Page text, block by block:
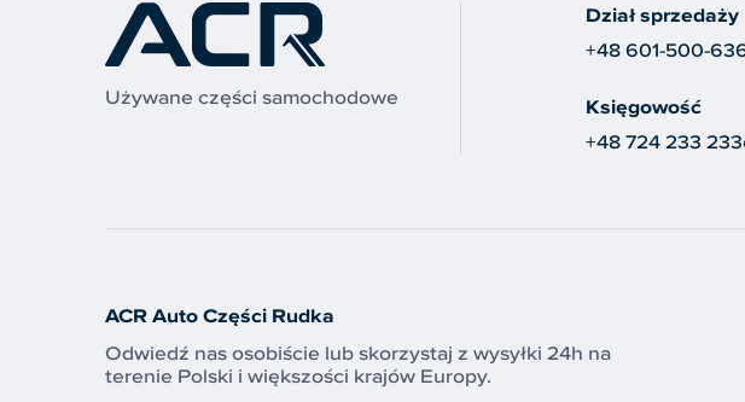
Używane części samochodowe
Dział sprzedaży
+48 601-500-
Księgowość
+48 724 233 233
ACR Auto Części Rudka
Odwiedź nas osobiście lub skorzystaj z wysyłki 24h na
terenie Polski i większości krajów Europy.